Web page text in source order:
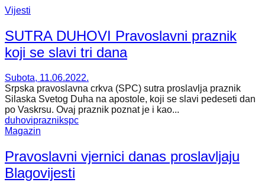
Vijesti
SUTRA DUHOVI Pravoslavni praznik
koji se slavi tri dana
Subota, 11.06.2022.
Srpska pravoslavna crkva (SPC) sutra proslavlja praznik
Silaska Svetog Duha na apostole, koji se slavi pedeseti dan
po Vaskrsu. Ovaj praznik poznat je i kao...
duhovipraznikspc
Magazin
Pravoslavni vjernici danas proslavljaju
Blagovijesti